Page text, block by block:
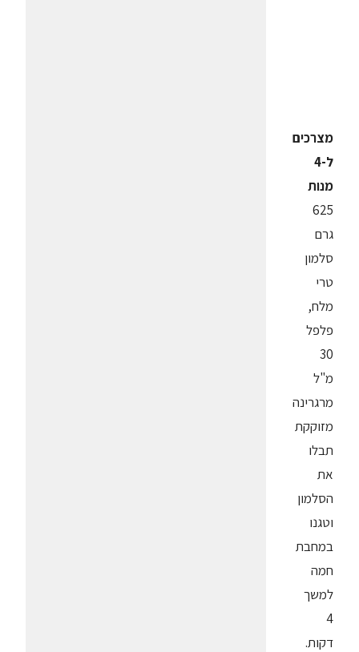
מצרכים
ל-4
מנות
625
גרם
סלמון
טרי
מלח,
פלפל
30
מ"ל
מרגרינה
מזוקקת
תבלו
את
הסלמון
וטגנו
במחבת
חמה
למשך
4
דקות.